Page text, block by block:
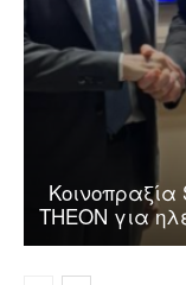
Κοινοπραξία
THEON για